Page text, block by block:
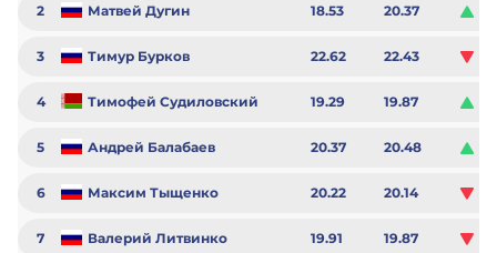
2 Матвей Дугин 18.53 20.37
3 Тимур Бурков 22.62 22.43
4 Тимофей Судиловский 19.29 19.87
5 Андрей Балабаев 20.37 20.48
6 Максим Тыщенко 20.22 20.14
7 Валерий Литвинко 19.91 19.87